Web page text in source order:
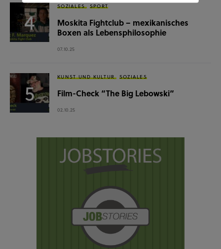
SOZIALES SPORT
Moskita Fightclub – mexikanisches
Boxen als Lebensphilosophie
07.10.25
KUNST UND KULTUR SOZIALES
Film-Check “The Big Lebowski”
02.10.25